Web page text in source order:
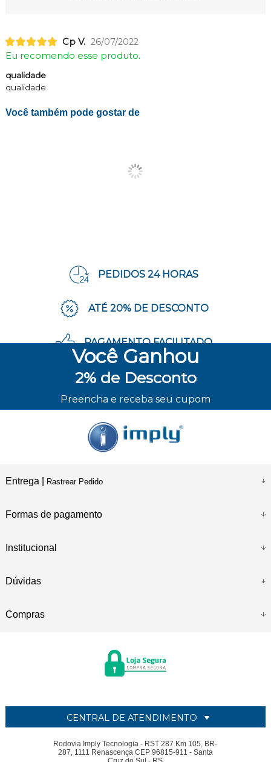
Cp V. 26/07/2022
Eu recomendo esse produto.
qualidade
qualidade
Você também pode gostar de
PEDIDOS 24 HORAS
ATÉ 20% DE DESCONTO
PAGAMENTO FACILITADO
ENVIO RÁPIDO
Você Ganhou
2%de Desconto
Preencha e receba seu cupom
Entrega | Rastrear Pedido
Formas de pagamento
Institucional
Dúvidas
Compras
CENTRAL DE ATENDIMENTO
Rodovia Imply Tecnologia - RST 287 Km 105, BR-
287, 1111 Renascença CEP 96815-911 - Santa